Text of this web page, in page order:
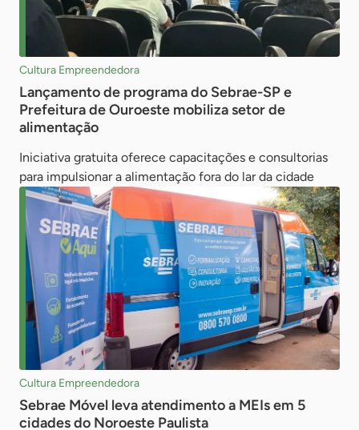
Cultura Empreendedora
Lançamento de programa do Sebrae-SP e
Prefeitura de Ouroeste mobiliza setor de
alimentação
Iniciativa gratuita oferece capacitações e consultorias
para impulsionar a alimentação fora do lar da cidade
Cultura Empreendedora
Sebrae Móvel leva atendimento a MEIs em 5
cidades do Noroeste Paulista